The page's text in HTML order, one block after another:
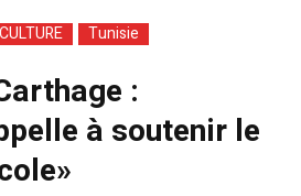
CULTURE Tunisie
:
à soutenir le